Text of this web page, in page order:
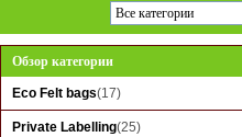
Все категории
ipad mini case
Armband for phone
Обзор категории
Eco Felt bags(17)
Private Labelling(25)